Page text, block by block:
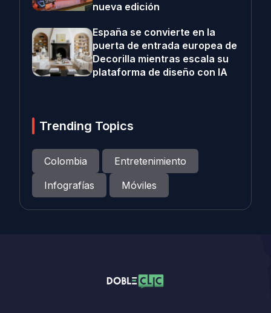
nueva edición
España se convierte en la
puerta de entrada europea de
Decorilla mientras escala su
plataforma de diseño con IA
Trending Topics
Colombia
Entretenimiento
Infografías
Móviles